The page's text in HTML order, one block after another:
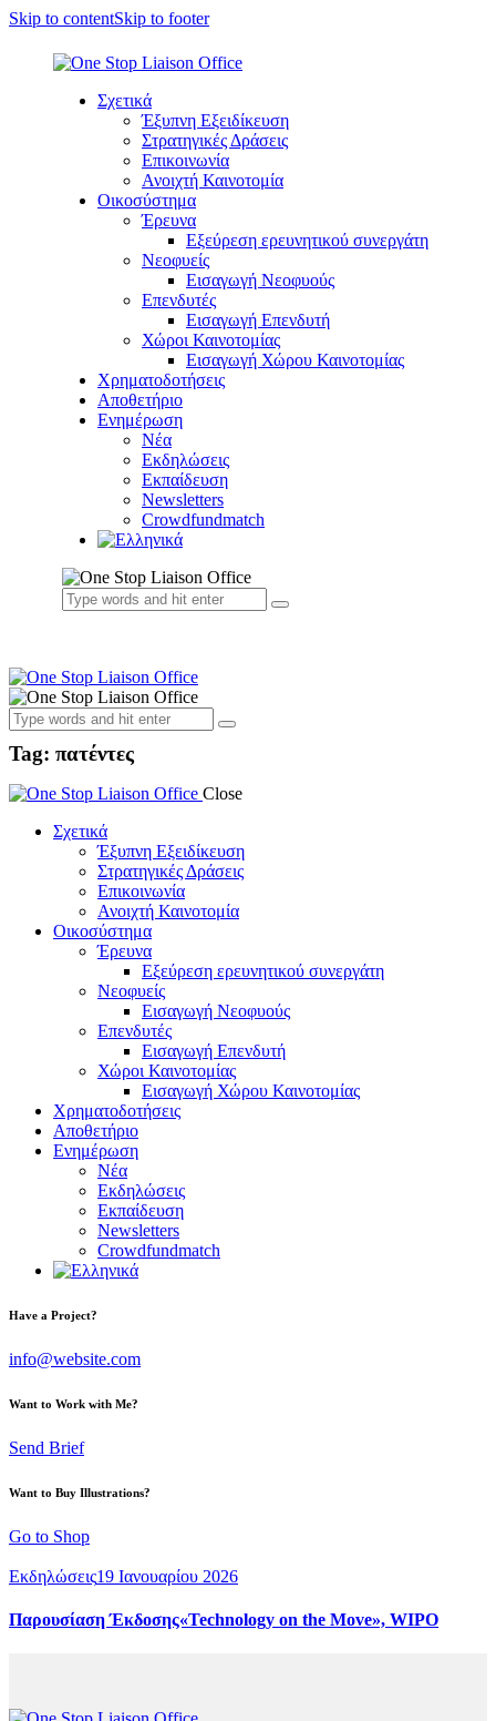
Skip to contentSkip to footer
Σχετικά
Έξυπνη Εξειδίκευση
Στρατηγικές Δράσεις
Επικοινωνία
Ανοιχτή Καινοτομία
Οικοσύστημα
Έρευνα
Εξεύρεση ερευνητικού συνεργάτη
Νεοφυείς
Εισαγωγή Νεοφυούς
Επενδυτές
Εισαγωγή Επενδυτή
Χώροι Καινοτομίας
Εισαγωγή Χώρου Καινοτομίας
Χρηματοδοτήσεις
Αποθετήριο
Ενημέρωση
Νέα
Εκδηλώσεις
Εκπαίδευση
Newsletters
Crowdfundmatch
Tag: πατέντες
Close
Σχετικά
Έξυπνη Εξειδίκευση
Στρατηγικές Δράσεις
Επικοινωνία
Ανοιχτή Καινοτομία
Οικοσύστημα
Έρευνα
Εξεύρεση ερευνητικού συνεργάτη
Νεοφυείς
Εισαγωγή Νεοφυούς
Επενδυτές
Εισαγωγή Επενδυτή
Χώροι Καινοτομίας
Εισαγωγή Χώρου Καινοτομίας
Χρηματοδοτήσεις
Αποθετήριο
Ενημέρωση
Νέα
Εκδηλώσεις
Εκπαίδευση
Newsletters
Crowdfundmatch
facebook-
linkedin
twitter-
Have a Project?
info@website.com
Want to Work with Me?
Send Brief
Want to Buy Illustrations?
Go to Shop
Εκδηλώσεις19 Ιανουαρίου 2026
Παρουσίαση Έκδοσης«Technology on the Move», WIPO